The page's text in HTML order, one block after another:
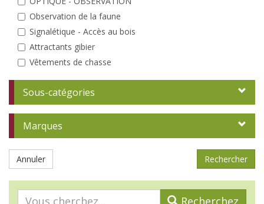
Observation de la faune
Signalétique - Accès au bois
Attractants gibier
Vêtements de chasse
Marquage
Dendrométrie - Inventaire
Elagage - Taille
Coin du bûcheron
Débardage
Entretien des peuplements
Analyse
A la plantation
Protections individuelles
Sous-catégories
Marques
Annuler
Recherchez